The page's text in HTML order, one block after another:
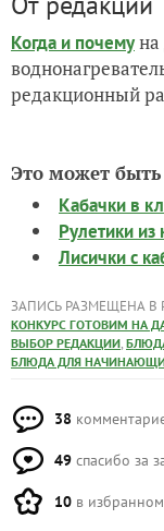
Когда и почему
редакционный
Это может
Кабачки в
Рулетики
Лисички с
ЗАПИСЬ РАЗМЕЩЕНА В
КОНКУРС ГОТОВИМ НА
ВЫБОР РЕДАКЦИИ,
БЛЮДА ДЛЯ
38
49 спасибо за
10 в избранном